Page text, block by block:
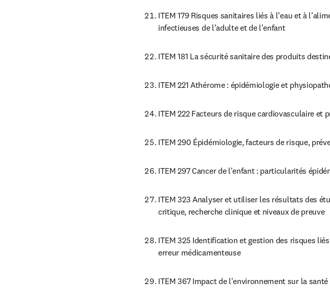
ITEM 179 Risques sanitaires liés à l’eau et à
infectieuses de l’adulte et de l'enfant
ITEM 181 La sécurité sanitaire des produits
ITEM 221 Athérome : épidémiologie et
ITEM 222 Facteurs de risque cardiovasculaire et
ITEM 290 Épidémiologie, facteurs de risque,
ITEM 297 Cancer de l'enfant : particularités
ITEM 323 Analyser et utiliser les résultats des
critique, recherche clinique et niveaux de preuve
ITEM 325 Identification et gestion des risques
erreur médicamenteuse
ITEM 367 Impact de l'environnement sur la santé